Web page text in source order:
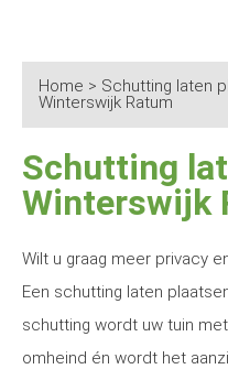
Home > Schutting laten
Winterswijk Ratum
Schutting
Winterswijk
Wilt u graag meer privacy
Een schutting laten
schutting wordt uw tuin
omheind én wordt het